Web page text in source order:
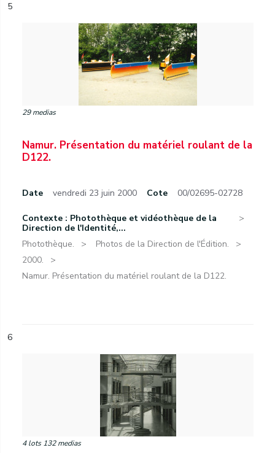
5
29 medias
Namur. Présentation du matériel roulant de la
D122.
Date vendredi 23 juin 2000 Cote 00/02695-02728
Contexte : Photothèque et vidéothèque de la
Direction de l'Identité,...
Photothèque.
Photos de la Direction de l'Édition.
2000.
Namur. Présentation du matériel roulant de la D122.
6
4 lots 132 medias